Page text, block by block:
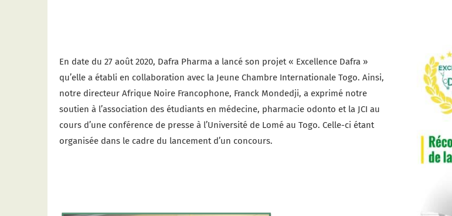
En date du 27 août 2020, Dafra Pharma a lancé son projet « Excellence Dafra »
qu’elle a établi en collaboration avec la Jeune Chambre Internationale Togo. Ainsi,
notre directeur Afrique Noire Francophone, Franck Mondedji, a exprimé notre
soutien à l’association des étudiants en médecine, pharmacie odonto et la JCI au
cours d’une conférence de presse à l’Université de Lomé au Togo. Celle-ci étant
organisée dans le cadre du lancement d’un concours.